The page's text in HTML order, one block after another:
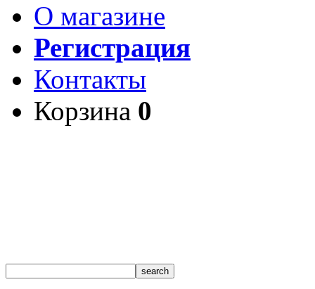
О магазине
Регистрация
Контакты
Корзина 0